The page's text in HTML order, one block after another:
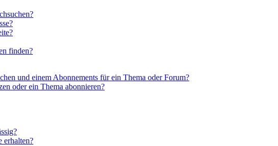
finden?
und einem Abonnements für ein Thema oder Forum?
oder ein Thema abonnieren?
erhalten?